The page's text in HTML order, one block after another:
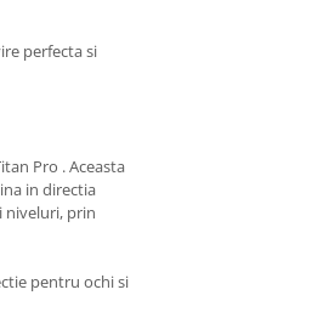
perfecta si
Pro . Aceasta
in directia
niveluri, prin
pentru ochi si